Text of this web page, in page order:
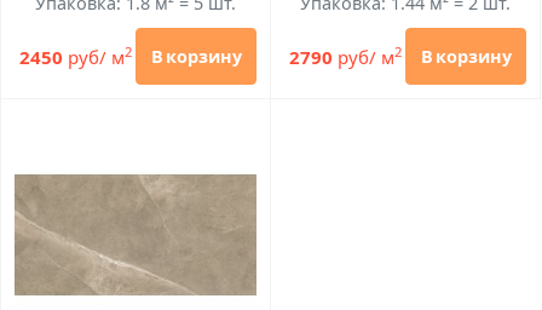
2450 руб/ м2 В корзину 2790 руб/ м2 В корзину